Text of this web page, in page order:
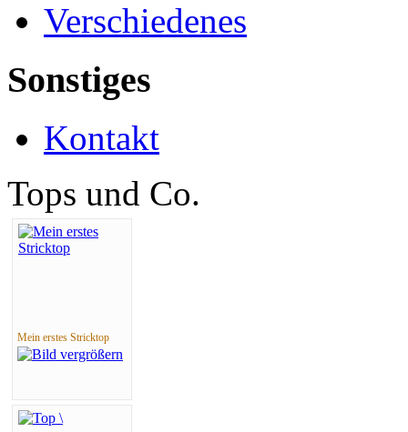
Verschiedenes
Sonstiges
Kontakt
Tops und Co.
Mein erstes Stricktop